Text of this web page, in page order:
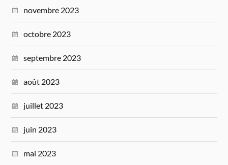
novembre 2023
octobre 2023
septembre 2023
août 2023
juillet 2023
juin 2023
mai 2023